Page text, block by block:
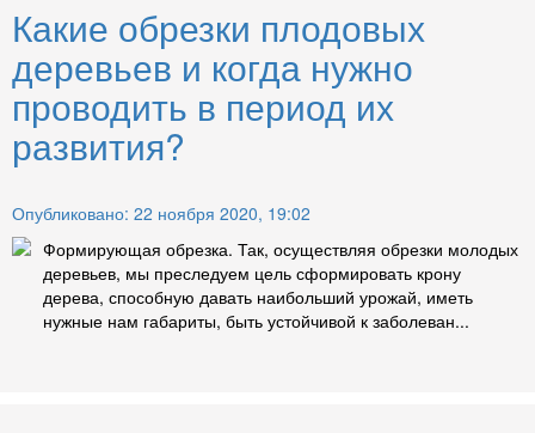
Какие обрезки плодовых
деревьев и когда нужно
проводить в период их
развития?
Опубликовано: 22 ноября 2020, 19:02
Формирующая обрезка. Так, осуществляя обрезки молодых
деревьев, мы преследуем цель сформировать крону
дерева, способную давать наибольший урожай, иметь
нужные нам габариты, быть устойчивой к заболеван...